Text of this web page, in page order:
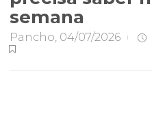
semana
Pancho 04/07/2026